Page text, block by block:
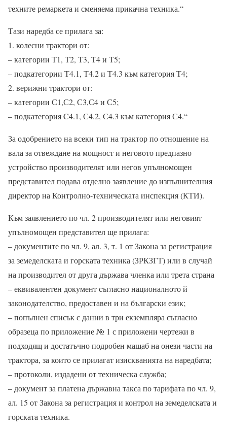
техните ремаркета и сменяема прикачна техника.“
Тази наредба се прилага за:
1. колесни трактори от:
– категории Т1, Т2, Т3, Т4 и Т5;
– подкатегории Т4.1, Т4.2 и Т4.3 към категория Т4;
2. верижни трактори от:
– категории С1,С2, С3,С4 и С5;
– подкатегория C4.1, С4.2, С4.3 към категория С4.“
За одобрението на всеки тип на трактор по отношение на
вала за отвеждане на мощност и неговото предпазно
устройство производителят или негов упълномощен
представител подава отделно заявление до изпълнителния
директор на Контролно-техническата инспекция (КТИ).
Към заявлението по чл. 2 производителят или неговият
упълномощен представител ще прилага:
– документите по чл. 9, ал. 3, т. 1 от Закона за регистрация
за земеделската и горската техника (ЗРКЗГТ) или в случай
на производител от друга държава членка или трета страна
– еквивалентен документ съгласно националното й
законодателство, предоставен и на български език;
– попълнен списък с данни в три екземпляра съгласно
образеца по приложение № 1 с приложени чертежи в
подходящ и достатъчно подробен мащаб на онези части на
трактора, за които се прилагат изискванията на наредбата;
– протоколи, издадени от техническа служба;
– документ за платена държавна такса по тарифата по чл. 9,
ал. 15 от Закона за регистрация и контрол на земеделската и
горската техника.